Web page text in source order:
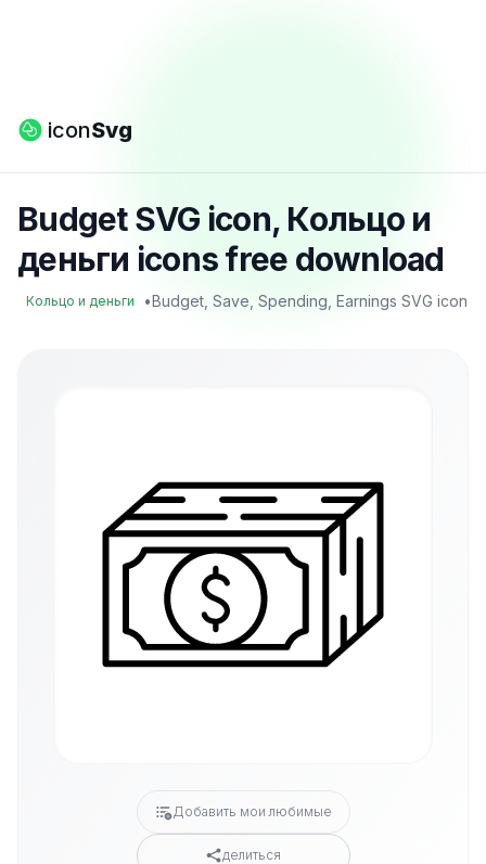
iconSvg
Budget SVG icon, Кольцо и
деньги icons free download
Кольцо и деньги •Budget, Save, Spending, Earnings SVG icon
Добавить мои любимые
делиться